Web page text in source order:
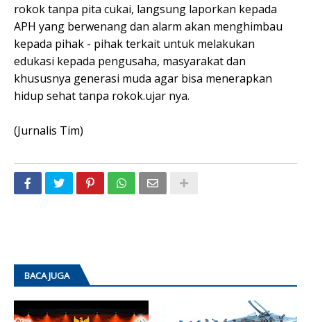
rokok tanpa pita cukai, langsung laporkan kepada
APH yang berwenang dan alarm akan menghimbau
kepada pihak - pihak terkait untuk melakukan
edukasi kepada pengusaha, masyarakat dan
khususnya generasi muda agar bisa menerapkan
hidup sehat tanpa rokok.ujar nya.
(Jurnalis Tim)
BACA JUGA